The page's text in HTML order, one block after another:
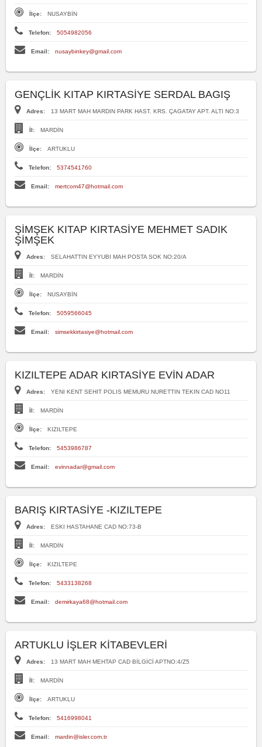
İlçe: NUSAYBİN
Telefon: 5054982056
Email: nusaybinkey@gmail.com
GENÇLİK KITAP KIRTASİYE SERDAL BAGIŞ
Adres: 13 MART MAH MARDIN PARK HAST. KRS. ÇAGATAY APT. ALTI NO:3
İl: MARDİN
İlçe: ARTUKLU
Telefon: 5374541760
Email: mertcom47@hotmail.com
ŞİMŞEK KITAP KIRTASİYE MEHMET SADIK
ŞİMŞEK
Adres: SELAHATTIN EYYUBI MAH POSTA SOK NO:20/A
İl: MARDİN
İlçe: NUSAYBİN
Telefon: 5059566045
Email: simsekkirtasiye@hotmail.com
KIZILTEPE ADAR KIRTASİYE EVİN ADAR
Adres: YENI KENT SEHIT POLIS MEMURU NURETTIN TEKIN CAD NO11
İl: MARDİN
İlçe: KIZILTEPE
Telefon: 5453986787
Email: evinnadar@gmail.com
BARIŞ KIRTASİYE -KIZILTEPE
Adres: ESKI HASTAHANE CAD NO:73-B
İl: MARDİN
İlçe: KIZILTEPE
Telefon: 5433138268
Email: demirkaya68@hotmail.com
ARTUKLU İŞLER KİTABEVLERİ
Adres: 13 MART MAH MEHTAP CAD BİLGİCİ APTNO:4/Z5
İl: MARDİN
İlçe: ARTUKLU
Telefon: 5416998041
Email: mardin@isler.com.tr